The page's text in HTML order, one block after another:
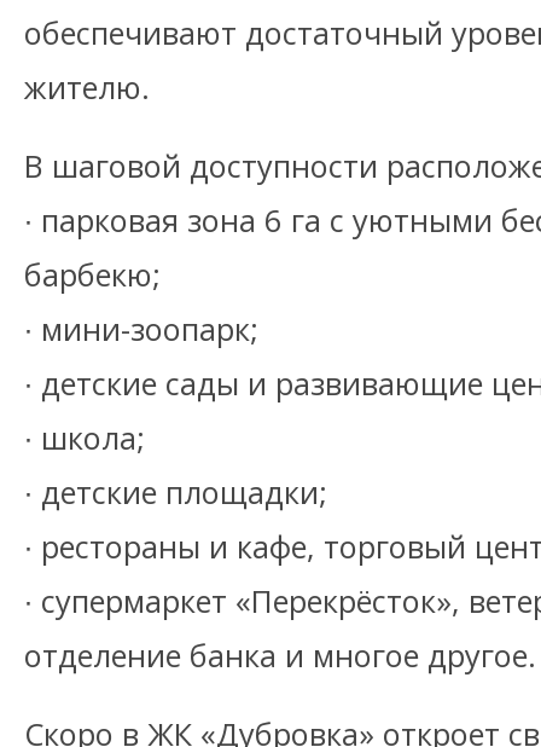
обеспечивают достаточный
жителю.
В шаговой доступности
∙ парковая зона 6 га с уютными
барбекю;
∙ мини-зоопарк;
∙ детские сады и развивающие
∙ школа;
∙ детские площадки;
∙ рестораны и кафе, торговый
∙ супермаркет «Перекрёсток»,
отделение банка и многое другое.
Скоро в ЖК «Дубровка» откроет